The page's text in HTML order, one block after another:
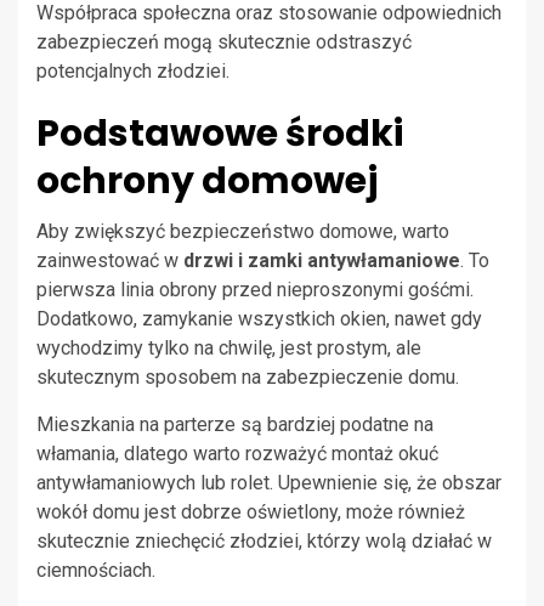
Współpraca społeczna oraz stosowanie odpowiednich
zabezpieczeń mogą skutecznie odstraszyć
potencjalnych złodziei.
Podstawowe środki
ochrony domowej
Aby zwiększyć bezpieczeństwo domowe, warto
zainwestować w drzwi i zamki antywłamaniowe. To
pierwsza linia obrony przed nieproszonymi gośćmi.
Dodatkowo, zamykanie wszystkich okien, nawet gdy
wychodzimy tylko na chwilę, jest prostym, ale
skutecznym sposobem na zabezpieczenie domu.
Mieszkania na parterze są bardziej podatne na
włamania, dlatego warto rozważyć montaż okuć
antywłamaniowych lub rolet. Upewnienie się, że obszar
wokół domu jest dobrze oświetlony, może również
skutecznie zniechęcić złodziei, którzy wolą działać w
ciemnościach.